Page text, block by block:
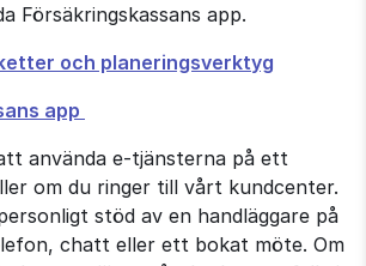
Försäkringskassans app.
och planeringsverktyg
app
använda e‑tjänsterna på ett
om du ringer till vårt kundcenter.
stöd av en handläggare på
chatt eller ett bokat möte. Om